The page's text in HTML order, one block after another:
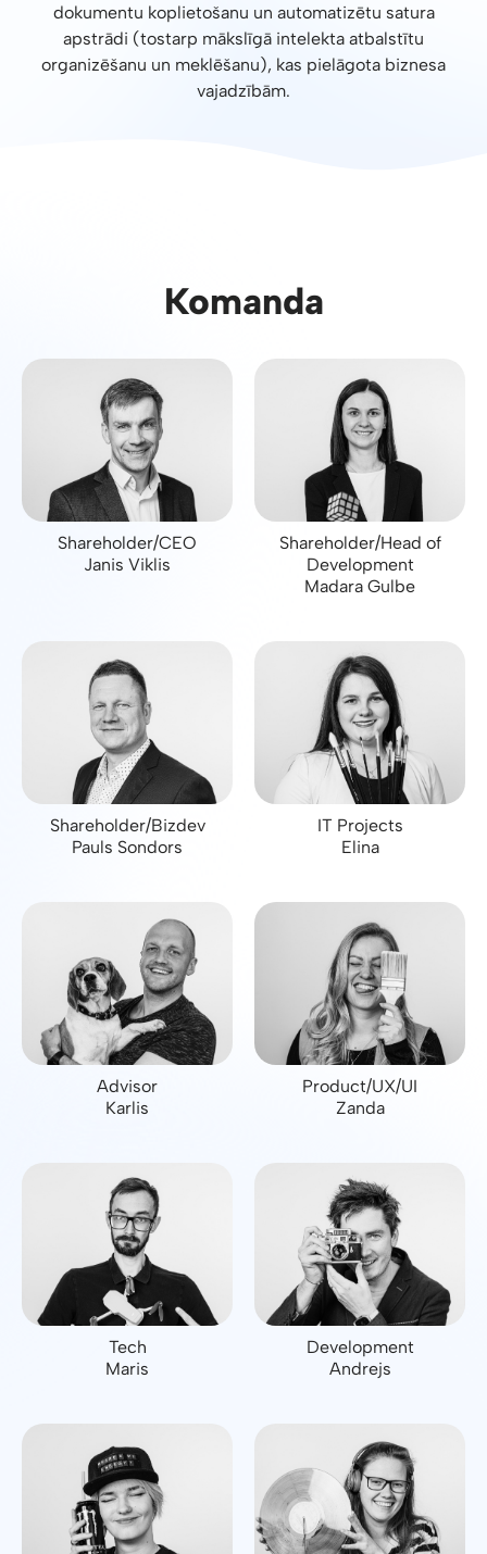
dokumentu koplietošanu un automatizētu satura
apstrādi (tostarp mākslīgā intelekta atbalstītu
organizēšanu un meklēšanu), kas pielāgota biznesa
vajadzībām.
Komanda
Shareholder/CEO
Janis Viklis
Shareholder/Head of
Development
Madara Gulbe
Shareholder/Bizdev
Pauls Sondors
IT Projects
Elina
Advisor
Karlis
Product/UX/UI
Zanda
Tech
Maris
Development
Andrejs